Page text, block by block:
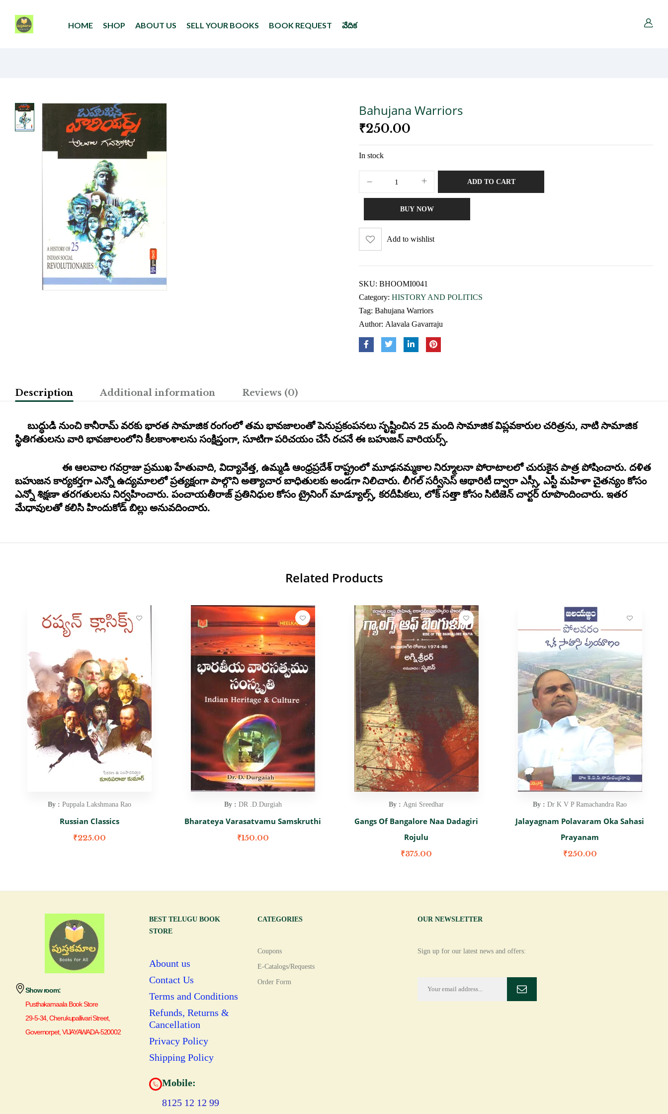
HOME SHOP ABOUT US SELL YOUR BOOKS BOOK REQUEST వేదిక
Bahujana Warriors
₹250.00
In stock
ADD TO CART
BUY NOW
Add to wishlist
SKU: BHOOMI0041
Category: HISTORY AND POLITICS
Tag: Bahujana Warriors
Author: Alavala Gavarraju
Description Additional information Reviews (0)
బుద్ధుడి నుంచి కానీరామ్ వరకు భారత సామాజిక రంగంలో తమ భావజాలంతో పెనుప్రకంపనలు సృష్టించిన 25 మంది సామాజిక విప్లవకారుల చరిత్రను, నాటి సామాజిక
స్థితిగతులను వారి భావజాలంలోని కీలకాంశాలను సంక్షిప్తంగా, సూటిగా పరిచయం చేసే రచనే ఈ బహుజన్ వారియర్స్.
ఈ ఆలవాల గవర్రాజు ప్రముఖ హేతువాది, విద్యావేత్త, ఉమ్మడి ఆంధ్రప్రదేశ్ రాష్ట్రంలో మూఢనమ్మకాల నిర్మూలనా పోరాటాలలో చురుకైన పాత్ర పోషించారు. దళిత
బహుజన కార్యకర్తగా ఎన్నో ఉద్యమాలలో ప్రత్యక్షంగా పాల్గొని అత్యాచార బాధితులకు అండగా నిలిచారు. లీగల్ సర్వీసెస్ ఆథారిటీ ద్వారా ఎస్సీ, ఎస్టీ మహిళా చైతన్యం కోసం
ఎన్నో శిక్షణా తరగతులను నిర్వహించారు. పంచాయతీరాజ్ ప్రతినిధుల కోసం ట్రైనింగ్ మాడ్యూల్స్, కరదీపికలు, లోక్ సత్తా కోసం సిటిజెన్ చార్టర్ రూపొందించారు. ఇతర
మేధావులతో కలిసి హిందుకోడ్ బిల్లు అనువదించారు.
Related Products
By : Puppala Lakshmana Rao
Russian Classics
₹225.00
By : DR .D.Durgiah
Bharateya Varasatvamu Samskruthi
₹150.00
By : Agni Sreedhar
Gangs Of Bangalore Naa Dadagiri
Rojulu
₹375.00
By : Dr K V P Ramachandra Rao
Jalayagnam Polavaram Oka Sahasi
Prayanam
₹250.00
Show room:
Pusthakamaala Book Store
29-5-34, Cherukupallivari Street,
Governorpet, VIJAYAWADA-520002
BEST TELUGU BOOK
STORE
Abount us
Contact Us
Terms and Conditions
Refunds, Returns &
Cancellation
Privacy Policy
Shipping Policy
Mobile:
8125 12 12 99
CATEGORIES
Coupons
E-Catalogs/Requests
Order Form
OUR NEWSLETTER
Sign up for our latest news and offers: